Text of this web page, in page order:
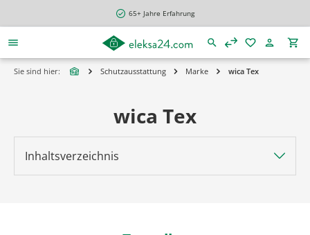
65+ Jahre Erfahrung
Sie sind hier: Schutzausstattung Marke wica Tex
Inhaltsverzeichnis
wica Tex